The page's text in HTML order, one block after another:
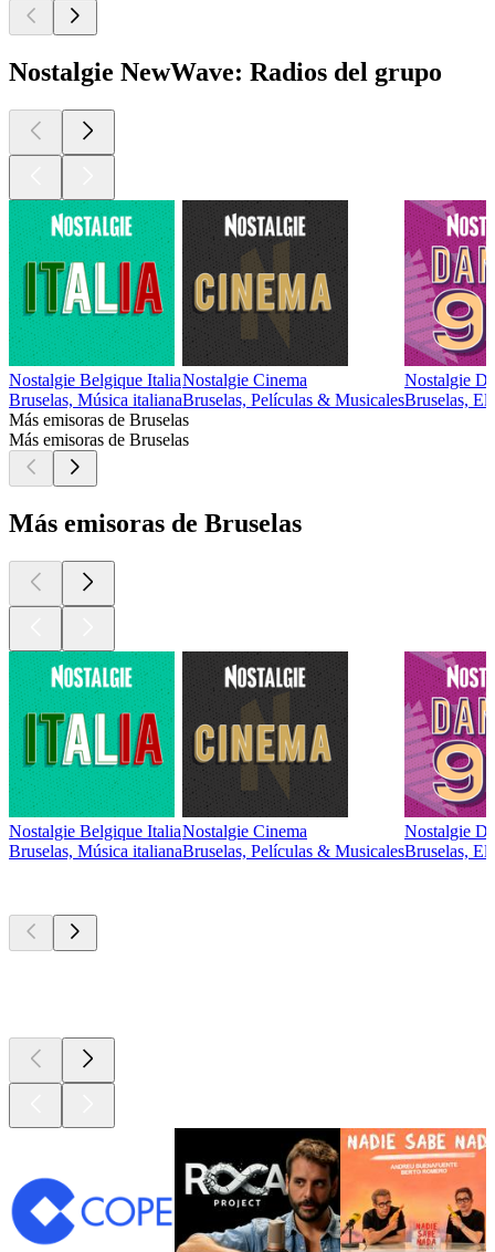
Nostalgie NewWave: Radios del grupo
Nostalgie Belgique Italia
Bruselas, Música italiana
Nostalgie Cinema
Bruselas, Películas & Musicales
Nostalgie
Bruselas,
Más emisoras de Bruselas
Más emisoras de Bruselas
Más emisoras de Bruselas
Nostalgie Belgique Italia
Bruselas, Música italiana
Nostalgie Cinema
Bruselas, Películas & Musicales
Nostalgie
Bruselas,